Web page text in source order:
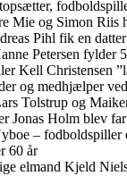
Mie og Simon Riis
Pihl fik en datter
Petersen fylder
Kell Christensen
og medhjælper
Tolstrup og
Jonas Holm blev
– fodboldspiller
60 år
elmand Kjeld